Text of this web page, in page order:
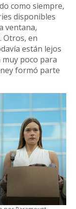
como siempre,
disponibles
ventana,
Otros, en
están lejos
poco para
formó parte